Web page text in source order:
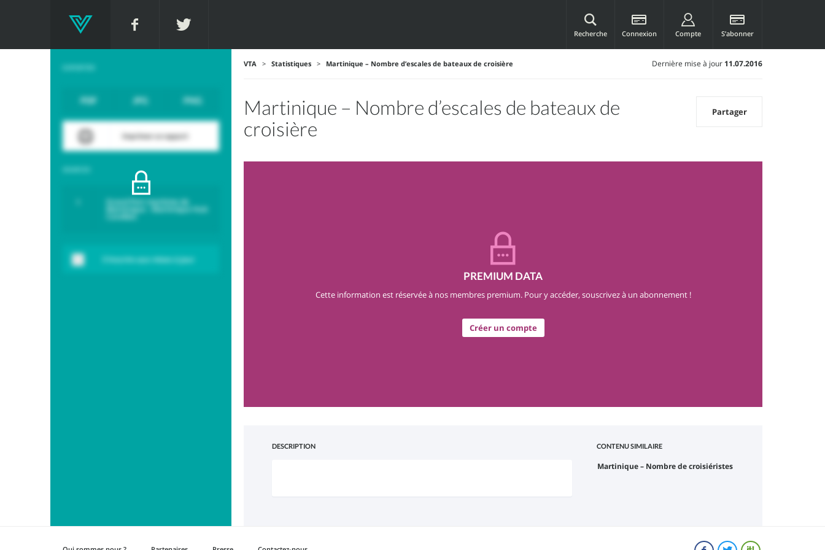
Recherche Connexion Compte S’abonner
PDF JPG PNG
Imprimer ce rapport
Grand Port maritime de
Martinique - Martinique Hub
Caraïbes
S'inscrire aux mises à jour
VTA > Statistiques > Martinique – Nombre d’escales de bateaux de croisière Dernière mise à jour 11.07.2016
Martinique – Nombre d’escales de bateaux de
croisière
Partager
PREMIUM DATA
Cette information est réservée à nos membres premium. Pour y accéder, souscrivez à un abonnement !
Créer un compte
DESCRIPTION CONTENU SIMILAIRE
Martinique – Nombre de croisiéristes